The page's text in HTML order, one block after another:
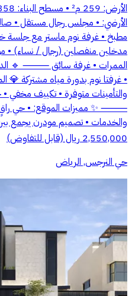
الأرضي: • مجلس رجال مستقل •
مطبخ • غرفة نوم ماستر مع جلسة
مدخلين منفصلين (رجال / نساء) •
الممرات • غرفة سائق ⸻ 🔹
• غرفتا نوم بدورة مياه مشتركة 💎
والتأمينات متوفرة • تكييف
⸻ ✨ مميزات الموقع: • حي راقٍ
والخدمات • تصميم مودرن يجمع
2,550,000 ريال (قابل للتفاوض)
حي النرجس, الرياض